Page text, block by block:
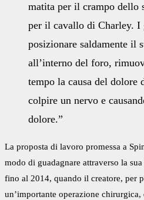
matita per il crampo dello
per il cavallo di Charley. I
posizionare saldamente il
all’interno del foro,
tempo la causa del dolore
colpire un nervo e
dolore.”
La proposta di lavoro promessa a
modo di guadagnare attraverso la
fino al 2014, quando il creatore, per
un’importante operazione